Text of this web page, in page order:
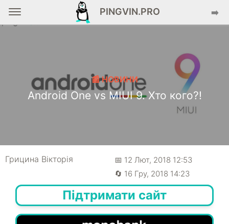
PINGVIN.PRO ➡️
📰 НОВИНИ
Android One vs MIUI 9. Хто кого?!
Грицина Вікторія
📅 12 Лют, 2018 12:53
🔄 16 Гру, 2018 14:23
Підтримати сайт